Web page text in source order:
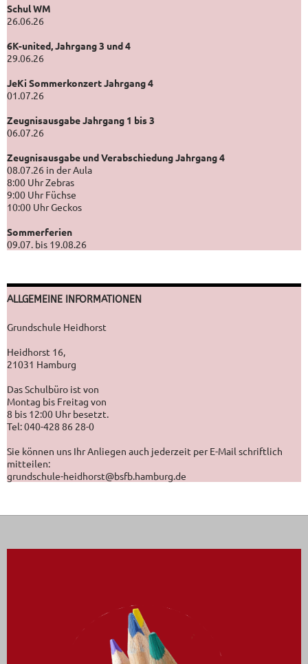
Schul WM
26.06.26
6K-united, Jahrgang 3 und 4
29.06.26
JeKi Sommerkonzert Jahrgang 4
01.07.26
Zeugnisausgabe Jahrgang 1 bis 3
06.07.26
Zeugnisausgabe und Verabschiedung Jahrgang 4
08.07.26 in der Aula
8:00 Uhr Zebras
9:00 Uhr Füchse
10:00 Uhr Geckos
Sommerferien
09.07. bis 19.08.26
ALLGEMEINE INFORMATIONEN
Grundschule Heidhorst
Heidhorst 16,
21031 Hamburg
Das Schulbüro ist von
Montag bis Freitag von
8 bis 12:00 Uhr besetzt.
Tel: 040-428 86 28-0
Sie können uns Ihr Anliegen auch jederzeit per E-Mail schriftlich
mitteilen:
grundschule-heidhorst@bsfb.hamburg.de